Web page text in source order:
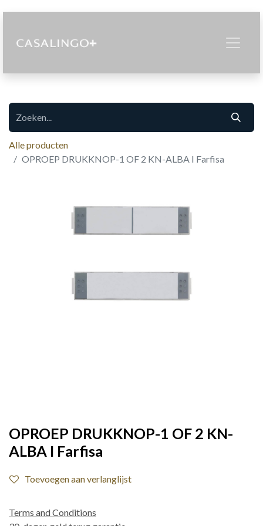
Alle producten
OPROEP DRUKKNOP-1 OF 2 KN-ALBA I Farfisa
OPROEP DRUKKNOP-1 OF 2 KN-
ALBA I Farfisa
Toevoegen aan verlanglijst
Terms and Conditions